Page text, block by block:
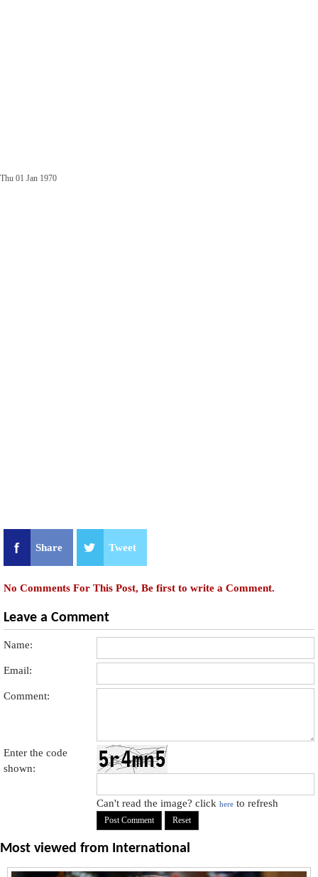
Thu 01 Jan 1970
Share Tweet
No Comments For This Post, Be first to write a Comment.
Leave a Comment
Name:
Email:
Comment:
Enter the code
shown:
Can't read the image? clickhere to refresh
Most viewed from International